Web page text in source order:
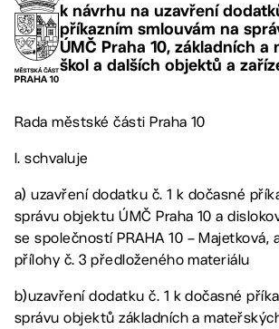
k návrhu na uzavření
příkazním smlouvám na
ÚMČ Praha 10, základních a
škol a dalších objektů a
Rada městské části Praha 10
I. schvaluje
a) uzavření dodatku č. 1 k dočasné
správu objektu ÚMČ Praha 10 a
se společností PRAHA 10 – Majetková,
přílohy č. 3 předloženého materiálu
b)uzavření dodatku č. 1 k dočasné
správu objektů základních a